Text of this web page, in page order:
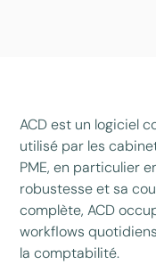
ACD est un logiciel
utilisé par les
PME, en particulier
robustesse et sa
complète, ACD
workflows
la comptabilité.